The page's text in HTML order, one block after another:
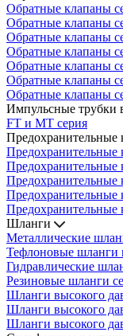
Обратные клапаны
Обратные клапаны
Обратные клапаны
Обратные клапаны
Обратные клапаны
Обратные клапаны
Обратные клапаны
Импульсные трубки
FT и MT серия
Предохранительные
Предохранительные
Предохранительные
Предохранительные
Предохранительные
Предохранительные
Шланги
Металлические
Тефлоновые шланги
Гидравлические
Резиновые шланги
Шланги высокого
Шланги высокого
Шланги высокого